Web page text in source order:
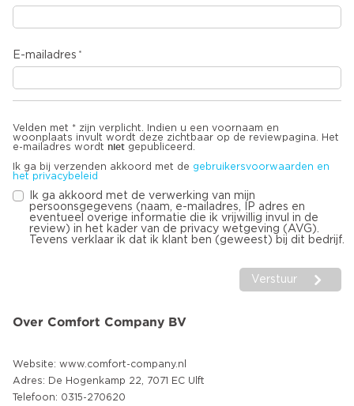
E-mailadres
Velden met * zijn verplicht. Indien u een voornaam en
woonplaats invult wordt deze zichtbaar op de reviewpagina. Het
e-mailadres wordt niet gepubliceerd.
Ik ga bij verzenden akkoord met de gebruikersvoorwaarden en
het privacybeleid
Ik ga akkoord met de verwerking van mijn
persoonsgegevens (naam, e-mailadres, IP adres en
eventueel overige informatie die ik vrijwillig invul in de
review) in het kader van de privacy wetgeving (AVG).
Tevens verklaar ik dat ik klant ben (geweest) bij dit bedrijf.
Verstuur
Over Comfort Company BV
Website: www.comfort-company.nl
Adres: De Hogenkamp 22, 7071 EC Ulft
Telefoon: 0315-270620